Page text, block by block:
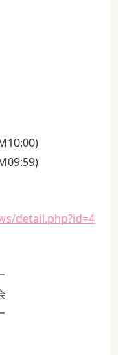
detail.php?id=4